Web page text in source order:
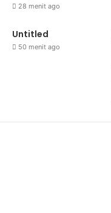
28 menit ago
Untitled
50 menit ago